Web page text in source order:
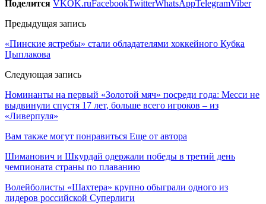
Поделится VKOK.ruFacebookTwitterWhatsAppTelegramViber
Предыдущая запись
«Пинские ястребы» стали обладателями хоккейного Кубка
Цыплакова
Следующая запись
Номинанты на первый «Золотой мяч» посреди года: Месси не
выдвинули спустя 17 лет, больше всего игроков – из
«Ливерпуля»
Вам также могут понравиться Еще от автора
Шиманович и Шкурдай одержали победы в третий день
чемпионата страны по плаванию
Волейболисты «Шахтера» крупно обыграли одного из
лидеров российской Суперлиги